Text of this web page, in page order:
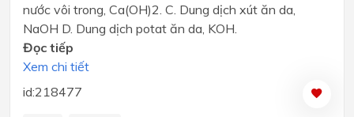
nước vôi trong, Ca(OH)2. C. Dung dịch xút ăn da,
NaOH D. Dung dịch potat ăn da, KOH.
Đọc tiếp
Xem chi tiết
id:218477